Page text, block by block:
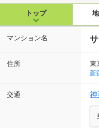
トップ
マンション名
住所 東
新
交通